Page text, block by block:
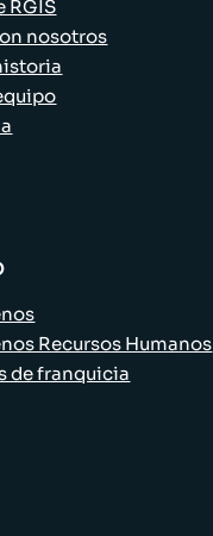
RGIS
nosotros
Recursos Humanos
de franquicia